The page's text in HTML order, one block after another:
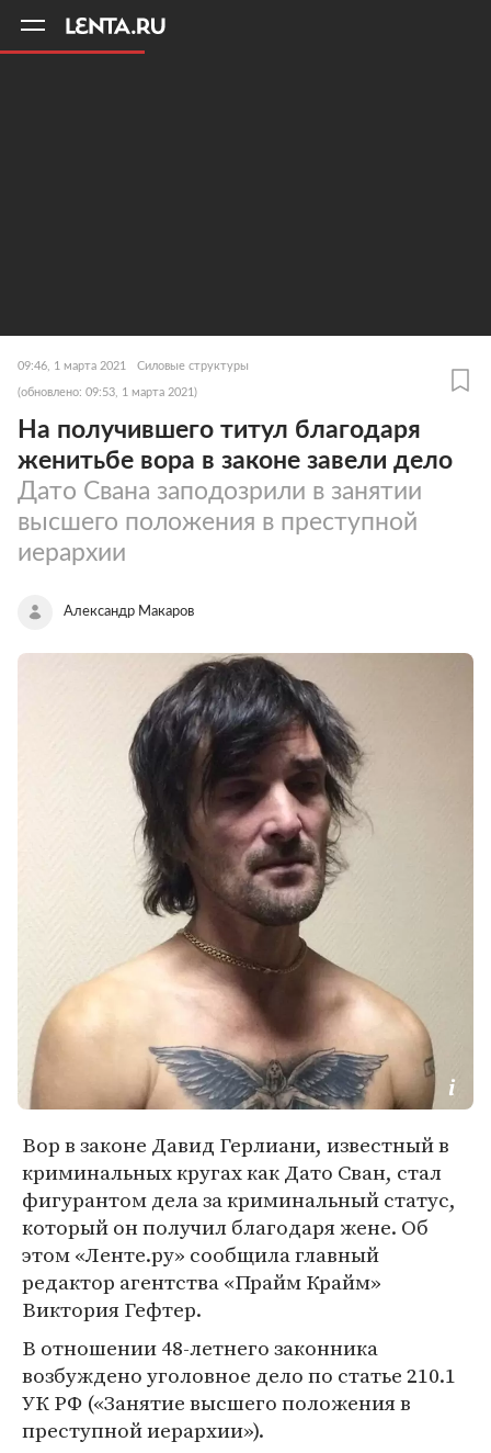
09:46, 1 марта 2021 Силовые структуры
(обновлено: 09:53, 1 марта 2021)
На получившего титул благодаря
женитьбе вора в законе завели дело
Дато Свана заподозрили в занятии
высшего положения в преступной
иерархии
Александр Макаров
Вор в законе Давид Герлиани, известный в
криминальных кругах как Дато Сван, стал
фигурантом дела за криминальный статус,
который он получил благодаря жене. Об
этом «Ленте.ру» сообщила главный
редактор агентства «Прайм Крайм»
Виктория Гефтер.
В отношении 48-летнего законника
возбуждено уголовное дело по статье 210.1
УК РФ («Занятие высшего положения в
преступной иерархии»).